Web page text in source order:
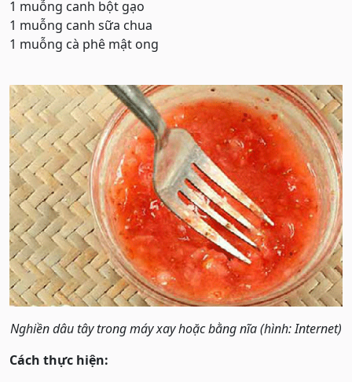
1 muỗng canh bột gạo
1 muỗng canh sữa chua
1 muỗng cà phê mật ong
Nghiền dâu tây trong máy xay hoặc bằng nĩa (hình: Internet)
Cách thực hiện: